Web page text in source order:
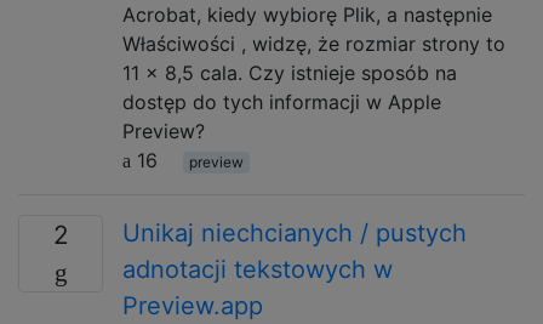
Acrobat, kiedy wybiorę Plik, a następnie
Właściwości , widzę, że rozmiar strony to
11 x 8,5 cala. Czy istnieje sposób na
dostęp do tych informacji w Apple
Preview?
16
preview
2
Unikaj niechcianych / pustych
adnotacji tekstowych w
Preview.app